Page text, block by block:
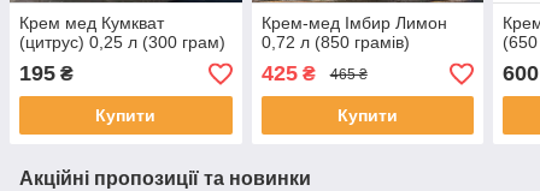
Крем мед Кумкват
(цитрус) 0,25 л (300 грам)
195 ₴
Купити
Крем-мед Імбир Лимон
0,72 л (850 грамів)
425₴ 465 ₴
Купити
600
Акційні пропозиції та новинки